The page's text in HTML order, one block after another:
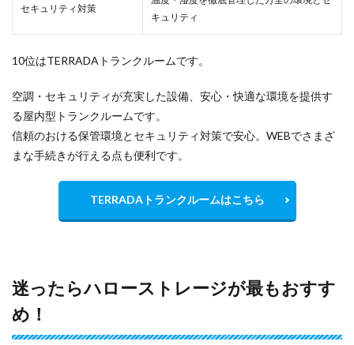
セキュリティ対策
キュリティ
10位はTERRADAトランクルームです。
空調・セキュリティが充実した設備、安心・快適な環境を提供す
る屋内型トランクルームです。
信頼のおける保管環境とセキュリティ対策で安心。WEBでさまざ
まな手続きが行える点も便利です。
TERRADAトランクルームはこちら
迷ったらハローストレージが最もおすす
め！